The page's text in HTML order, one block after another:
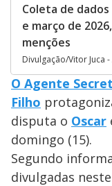
Coleta de
e março de
menções
Divulgação/Vitor Juca
O Agente
Filho
disputa o Oscar
domingo (15).
Segundo
divulgadas